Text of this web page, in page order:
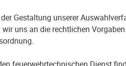
Gestaltung unserer
uns an die rechtlichen